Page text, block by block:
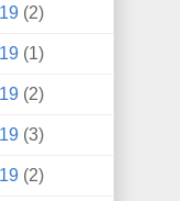
(2)
(1)
(2)
(3)
(2)